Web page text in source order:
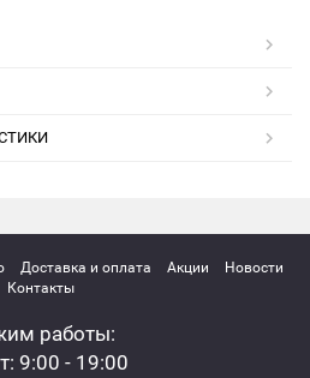
Доставка и оплата Акции
Новости
Контакты
работы:
9:00 - 19:00